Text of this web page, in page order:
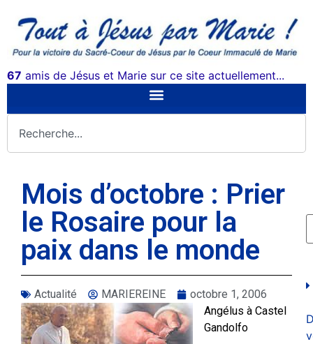
67 amis de Jésus et Marie sur ce site actuellement...
Mois d’octobre : Prier
le Rosaire pour la
paix dans le monde
Actualité MARIEREINE
octobre 1, 2006
Angélus à Castel
Gandolfo